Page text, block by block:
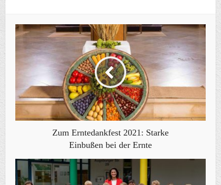
Zum Erntedankfest 2021: Starke
Einbußen bei der Ernte